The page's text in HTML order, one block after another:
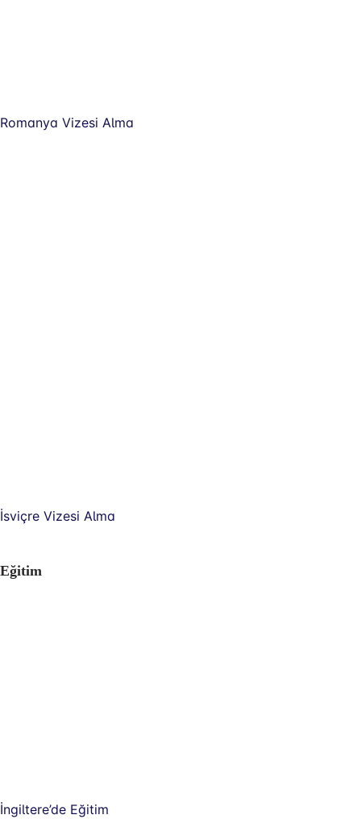
Romanya Vizesi Alma
İsviçre Vizesi Alma
Eğitim
İngiltere’de Eğitim